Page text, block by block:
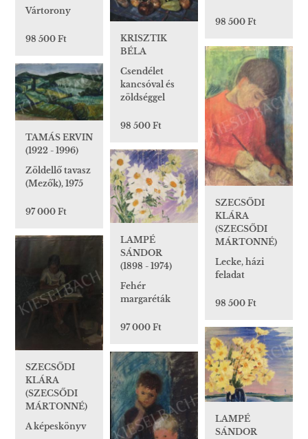
Vártorony
98 500 Ft
98 500 Ft
KRISZTIK
BÉLA
Csendélet
kancsóval és
zöldséggel
98 500 Ft
SZECSŐDI
KLÁRA
(SZECSŐDI
MÁRTONNÉ)
Lecke, házi
feladat
98 500 Ft
TAMÁS ERVIN
(1922 - 1996)
Zöldellő tavasz
(Mezők), 1975
97 000 Ft
LAMPÉ
SÁNDOR
(1898 - 1974)
Fehér
margaréták
97 000 Ft
SZECSŐDI
KLÁRA
(SZECSŐDI
MÁRTONNÉ)
A képeskönyv
LAMPÉ
SÁNDOR